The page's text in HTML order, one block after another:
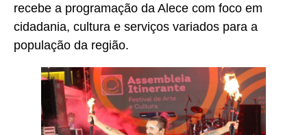
recebe a programação da Alece com foco em
cidadania, cultura e serviços variados para a
população da região.